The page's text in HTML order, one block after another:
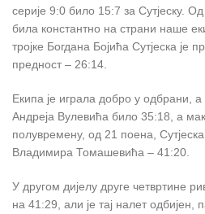
серије 9:0 било 15:7 за Сутјеску. Од
била константно на страни наше
тројке Богдана Бојића Сутјеска је
предност – 26:14.
Екипа је играла добро у одбрани, а
Андреја Вулевића било 35:18, а
полувремену, од 21 поена,
Владимира Томашевића – 41:20.
У другом дијелу друге четвртине
на 41:29, али је тај налет одбијен,